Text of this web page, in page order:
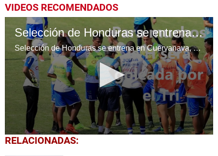
VIDEOS RECOMENDADOS
Selección de Honduras se entrena en México
Selección de Honduras se entrena en Cuervanava, previo al partido ante la Selección de México el 8 de junio en el estadio Azteca.
0
seconds
RELACIONADAS: